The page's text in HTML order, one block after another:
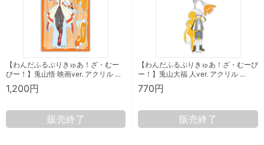
【わんだふるぷりきゅあ！ざ・むー
びー！】兎山悟 映画ver. アクリル …
1,200円
販売終了
【わんだふるぷりきゅあ！ざ・むーび
ー！】兎山大福 人ver. アクリル …
770円
販売終了